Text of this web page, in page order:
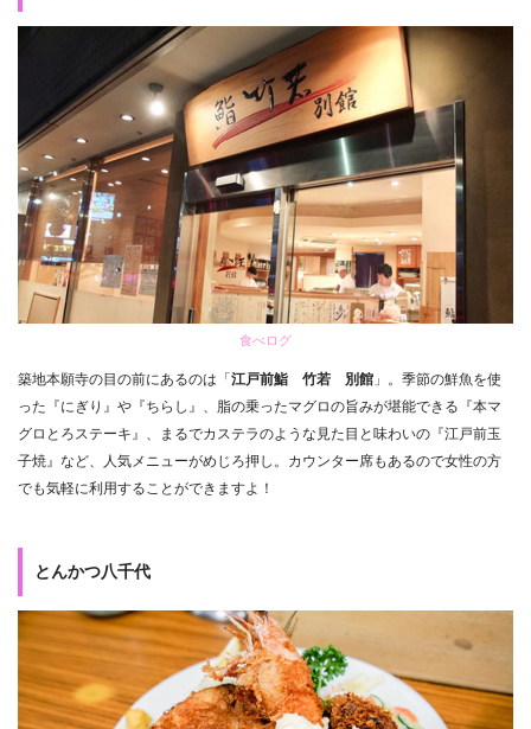
食べログ
築地本願寺の目の前にあるのは「 江戸前鮨 竹若 別館 」。季節の鮮魚を使
った『にぎり』や『ちらし』、脂の乗ったマグロの旨みが堪能できる『本マ
グロとろステーキ』、まるでカステラのような見た目と味わいの『江戸前玉
子焼』など、人気メニューがめじろ押し。カウンター席もあるので女性の方
でも気軽に利用することができますよ！
とんかつ八千代